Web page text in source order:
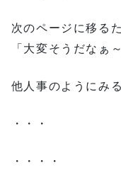
次のページに移る
「大変そうだなぁ
他人事のようにみ
・・・
・・・・